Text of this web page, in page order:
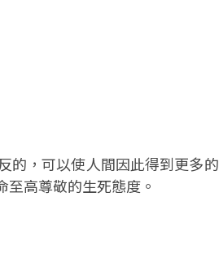
的，可以使人間因此得到更多的
高尊敬的生死態度。